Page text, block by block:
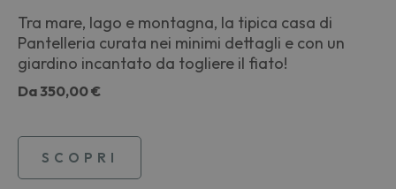
Tra mare, lago e montagna, la tipica casa di
Pantelleria curata nei minimi dettagli e con un
giardino incantato da togliere il fiato!
Da350,00 €
SCOPRI